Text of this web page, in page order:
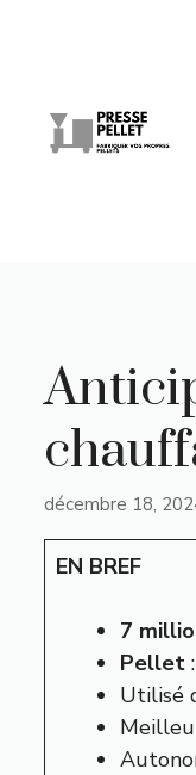
décembre 18,
EN BREF
7
Pellet
Utilisé